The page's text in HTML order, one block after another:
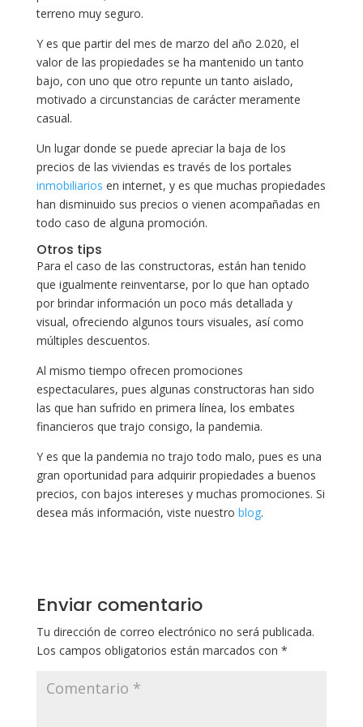
terreno muy seguro.
Y es que partir del mes de marzo del año 2.020, el
valor de las propiedades se ha mantenido un tanto
bajo, con uno que otro repunte un tanto aislado,
motivado a circunstancias de carácter meramente
casual.
Un lugar donde se puede apreciar la baja de los
precios de las viviendas es través de los portales
inmobiliarios en internet, y es que muchas propiedades
han disminuido sus precios o vienen acompañadas en
todo caso de alguna promoción.
Otros tips
Para el caso de las constructoras, están han tenido
que igualmente reinventarse, por lo que han optado
por brindar información un poco más detallada y
visual, ofreciendo algunos tours visuales, así como
múltiples descuentos.
Al mismo tiempo ofrecen promociones
espectaculares, pues algunas constructoras han sido
las que han sufrido en primera línea, los embates
financieros que trajo consigo, la pandemia.
Y es que la pandemia no trajo todo malo, pues es una
gran oportunidad para adquirir propiedades a buenos
precios, con bajos intereses y muchas promociones. Si
desea más información, viste nuestro blog.
Enviar comentario
Tu dirección de correo electrónico no será publicada.
Los campos obligatorios están marcados con *